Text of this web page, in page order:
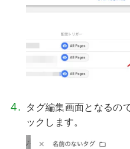
タグ編集画面となるの
ックします。